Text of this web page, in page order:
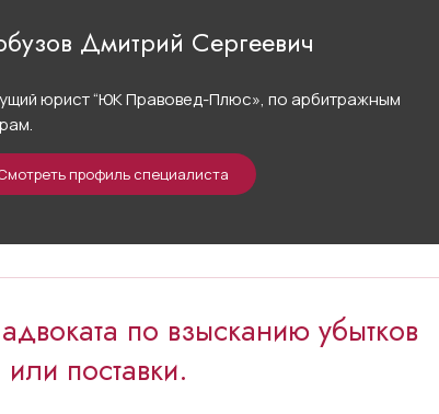
Дмитрий Сергеевич
юрист “ЮК Правовед-Плюс», по арбитражным
профиль специалиста
по взысканию убытков
поставки.